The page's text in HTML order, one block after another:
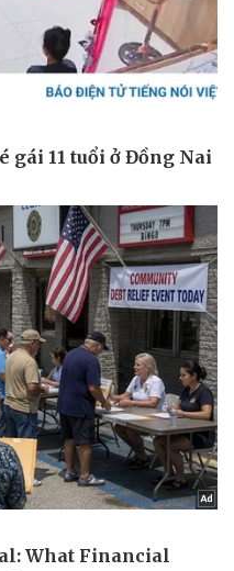
Đời sống
Nhà đẹp
Blog
Tình yêu - Gia đình